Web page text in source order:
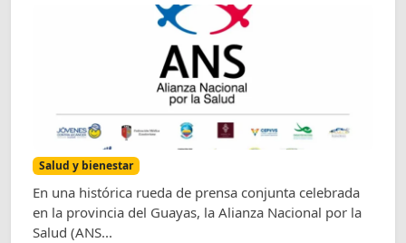
Salud y bienestar
En una histórica rueda de prensa conjunta celebrada
en la provincia del Guayas, la Alianza Nacional por la
Salud (ANS...